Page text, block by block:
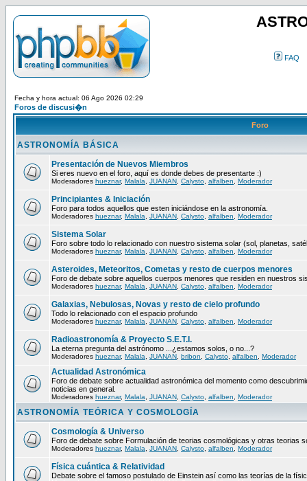
FAQ
Fecha y hora actual: 06 Ago 2026 02:29
Foros de discusi�n
Foro
ASTRONOMÍA BÁSICA
Presentación de Nuevos Miembros
Si eres nuevo en el foro, aquí es donde debes de presentarte :)
Moderadores hueznar, Malala JUANAN Calysto alfalben Moderador
Principiantes & Iniciación
Foro para todos aquellos que esten iniciándose en la astronomía.
Moderadores hueznar, Malala JUANAN Calysto alfalben Moderador
Sistema Solar
Foro sobre todo lo relacionado con nuestro sistema solar (sol, planetas,
Moderadores hueznar, Malala JUANAN Calysto alfalben Moderador
Asteroides, Meteoritos, Cometas y resto de cuerpos menores
Foro de debate sobre aquellos cuerpos menores que residen en nuestros
Moderadores hueznar, Malala JUANAN Calysto alfalben Moderador
Galaxias, Nebulosas, Novas y resto de cielo profundo
Todo lo relacionado con el espacio profundo
Moderadores hueznar, Malala JUANAN Calysto alfalben Moderador
Radioastronomía & Proyecto S.E.T.I.
La eterna pregunta del astrónomo ...¿estamos solos, o no...?
Moderadores hueznar, Malala JUANAN bribon Calysto alfalben Moderador
Actualidad Astronómica
Foro de debate sobre actualidad astronómica del momento como
noticias en general.
Moderadores hueznar, Malala JUANAN Calysto alfalben Moderador
ASTRONOMÍA TEÓRICA Y COSMOLOGÍA
Cosmología & Universo
Foro de debate sobre Formulación de teorias cosmológicas y otras teorias
Moderadores hueznar, Malala JUANAN Calysto alfalben Moderador
Física cuántica & Relatividad
Debate sobre el famoso postulado de Einstein así como las teorías de la